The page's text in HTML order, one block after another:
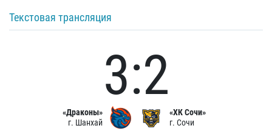
Текстовая трансляция
«Драконы»
г. Шанхай
3:2
«ХК Сочи»
г. Сочи